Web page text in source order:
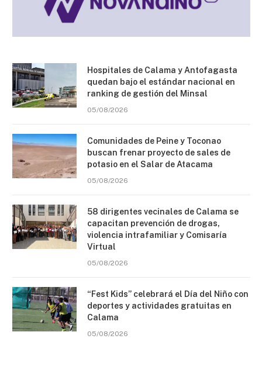
Hospitales de Calama y Antofagasta
quedan bajo el estándar nacional en
ranking de gestión del Minsal
05/08/2026
Comunidades de Peine y Toconao
buscan frenar proyecto de sales de
potasio en el Salar de Atacama
05/08/2026
58 dirigentes vecinales de Calama se
capacitan prevención de drogas,
violencia intrafamiliar y Comisaría
Virtual
05/08/2026
“Fest Kids” celebrará el Día del Niño con
deportes y actividades gratuitas en
Calama
05/08/2026